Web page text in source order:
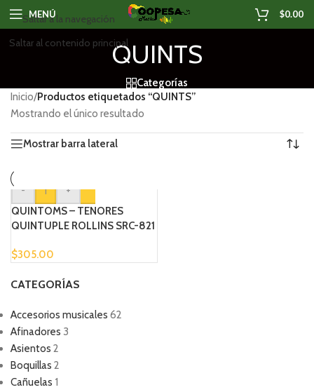
Saltar a la navegación
Saltar al contenido principal
MENÚ $0.00
QUINTS
Categorías
CATEGORÍAS
Accesorios musicales 62
Afinadores 3
Asientos 2
Boquillas 2
Cañuelas 1
Inicio/Productos etiquetados “QUINTS”
Mostrando el único resultado
Mostrar barra lateral
-
+
QUINTOMS – TENORES
QUINTUPLE ROLLINS SRC-821
$305.00